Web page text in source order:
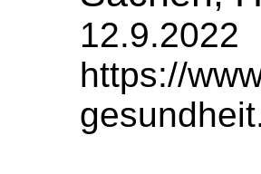
12.9.2022
https://